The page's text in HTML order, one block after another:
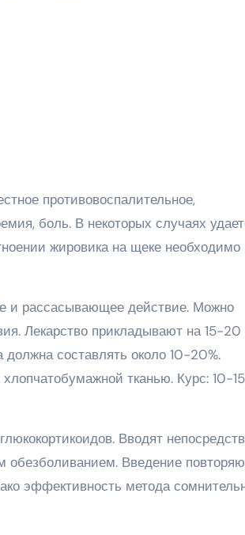
противовоспалительное,
боль. В некоторых случаях
жировика на щеке необходимо
и рассасывающее действие. Можно
Лекарство прикладывают на 15-
должна составлять около 10-20%.
тканью. Курс: 10-15
Вводят
обезболиванием. Введение
эффективность метода